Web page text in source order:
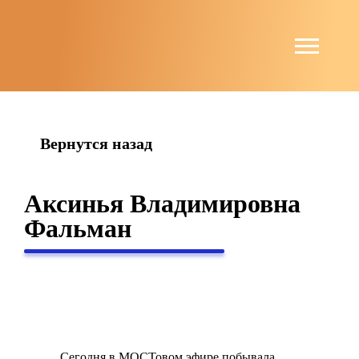
Вернутся назад
Аксинья Владимировна
Фальман